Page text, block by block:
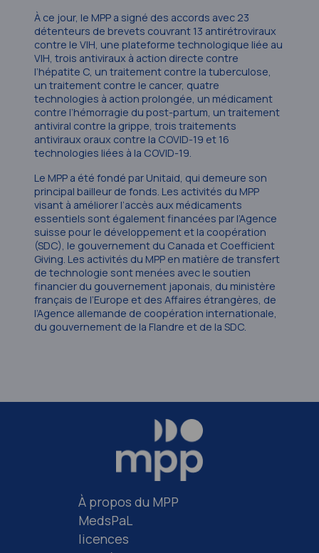
À ce jour, le MPP a signé des accords avec 23
détenteurs de brevets couvrant 13 antirétroviraux
contre le VIH, une plateforme technologique liée au
VIH, trois antiviraux à action directe contre
l’hépatite C, un traitement contre la tuberculose,
un traitement contre le cancer, quatre
technologies à action prolongée, un médicament
contre l’hémorragie du post-partum, un traitement
antiviral contre la grippe, trois traitements
antiviraux oraux contre la COVID-19 et 16
technologies liées à la COVID-19.
Le MPP a été fondé par Unitaid, qui demeure son
principal bailleur de fonds. Les activités du MPP
visant à améliorer l’accès aux médicaments
essentiels sont également financées par l’Agence
suisse pour le développement et la coopération
(SDC), le gouvernement du Canada et Coefficient
Giving. Les activités du MPP en matière de transfert
de technologie sont menées avec le soutien
financier du gouvernement japonais, du ministère
français de l’Europe et des Affaires étrangères, de
l’Agence allemande de coopération internationale,
du gouvernement de la Flandre et de la SDC.
À propos du MPP
MedsPaL
licences